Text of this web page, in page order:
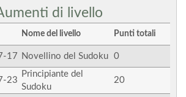
di livello
Nome del livello Punti totali
17 Novellino del Sudoku 0
23
Principiante del
Sudoku
20